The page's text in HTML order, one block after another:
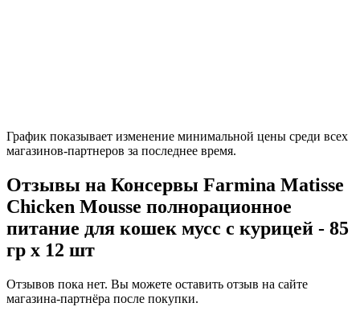
График показывает изменение минимальной цены среди всех
магазинов-партнеров за последнее время.
Отзывы на Консервы Farmina Matisse
Chicken Mousse полнорационное
питание для кошек мусс с курицей - 85
гр х 12 шт
Отзывов пока нет. Вы можете оставить отзыв на сайте
магазина-партнёра после покупки.